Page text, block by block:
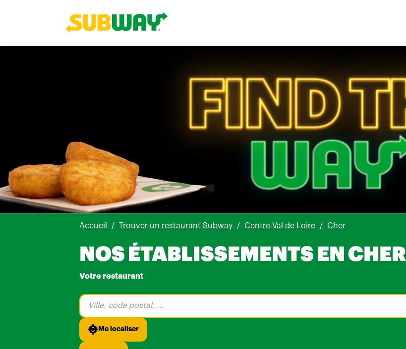
Accueil Trouver un restaurant Subway Centre-Val de Loire Cher
NOS ÉTABLISSEMENTS EN CHER
Votre restaurant
Veuillez
renseigner
une
adresse
Me localiser